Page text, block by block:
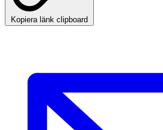
Kopiera länk clipboard